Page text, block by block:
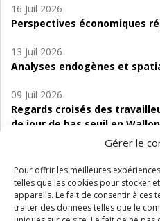
Gérer le
Pour offrir les meilleures
telles que les cookies pour stocker
appareils. Le fait de consentir à ces
traiter des données telles que le
16 Juil 2026
Perspectives économiques
13 Juil 2026
Analyses endogènes et
09 Juil 2026
Regards croisés des
de jour de bas seuil en
06 Juil 2026
Étude d’évaluabilité des
d’accompagnement à